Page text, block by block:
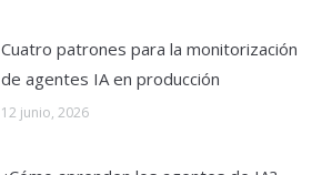
Cuatro patrones para la monitorización
de agentes IA en producción
12 junio, 2026